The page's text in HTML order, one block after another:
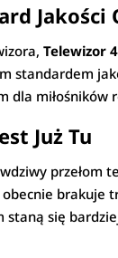
Jakości
Telewizor
standardem
dla miłośników
Już Tu
przełom
obecnie
się